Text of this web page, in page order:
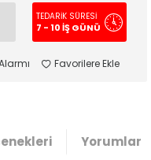
TEDARİK SÜRESİ
7 - 10 İŞ GÜNÜ
Favorilere Ekle
Yorumlar